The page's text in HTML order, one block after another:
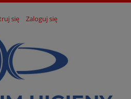
się Zaloguj się